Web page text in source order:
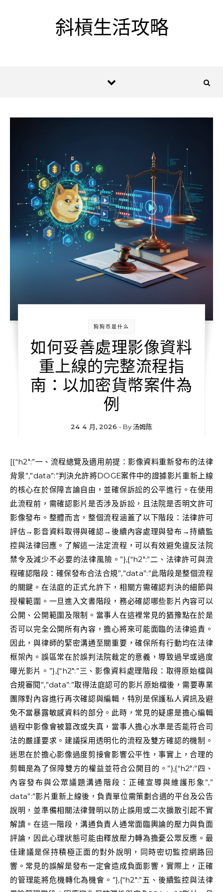
斜槓生活攻略
狗狗币是什么
如何妥善處理影像資料
重上線的完整流程指
南：以加密貨幣案件為
例
24 4 月, 2026 - By汤姆陈
[{“h2″:”一、流程總覽及適用前提：影像資料重新發布的法律
背景”,”data”:”判決允許將DOGE案件中的證據影片重新上線
的核心在於保障言論自由，並確保訴訟的公平進行。在使用
此流程前，需確認影片是否涉及訴訟，且法院是否明文許可
影像發布。整體而言，整個流程涵蓋了以下階段：法律許可
評估→影音資料取得與確認→後續內容處理與發布→持續監
控與法律回應。了解這一法定流程，可以有效避免違反法院
禁令及減少不必要的法律風險。”},{“h2″:”二、法律許可與流
程確認階段：確保發布合法合規”,”data”:”此階段是整個流程
的關鍵。在法庭的正式允許下，相關方需確認判決的細節與
授權範圍。一旦進入文書階段，務必確認哪些影片內容可以
公開、公開範圍及限制。當事人在這裡常見的猶豫點在於是
否可以完全公開所有內容，擔心將來可能面臨的法律追責。
因此，與律師的緊密溝通至關重要，確保所有行動均在法律
框架內。誤區常在於誤判法院裁定的意義，導致過早或過度
曝光影片。”},{“h2″:”三、影像資料處理階段：取得原始檔與
合規審閱”,”data”:”取得法庭認可的影片原始檔後，需要專業
團隊對內容進行再次確認與編輯，特別是保護私人資訊及避
免不當暴露敏感資料的部分。此時，常見的疑慮是擔心編輯
過程中影像會被篡改或失真，當事人擔心水準是否能符合司
法的嚴謹要求。建議採用透明化的流程及雙方確認的機制。
迷思在於擔心影像過度剪接會影響公平性，事實上，合理的
剪輯是為了保障雙方的權益並符合公開目的。”},{“h2″:”四、
內容發布與公眾議題溝通階段：正確宣導與維護形象”,”
data”:”影片重新上線後，負責單位需策劃合適的平台及公告
說明，並準備相關法律聲明以防止誤用或二次擴散引起不實
解讀。在這一階段，溝通負責人通常面臨輿論的壓力與負面
評論，因此心理狀態可能由釋放壓力轉為擔憂公眾反應。最
佳建議是保持積極正面的對外說明，同時密切監控網路回
響。常見的誤解是發布一定會造成負面影響，實際上，正確
的管理能將危機轉化為機會。”},{“h2″:”五、後續監控與法律